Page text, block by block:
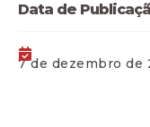
Data de
7 de dezembro de